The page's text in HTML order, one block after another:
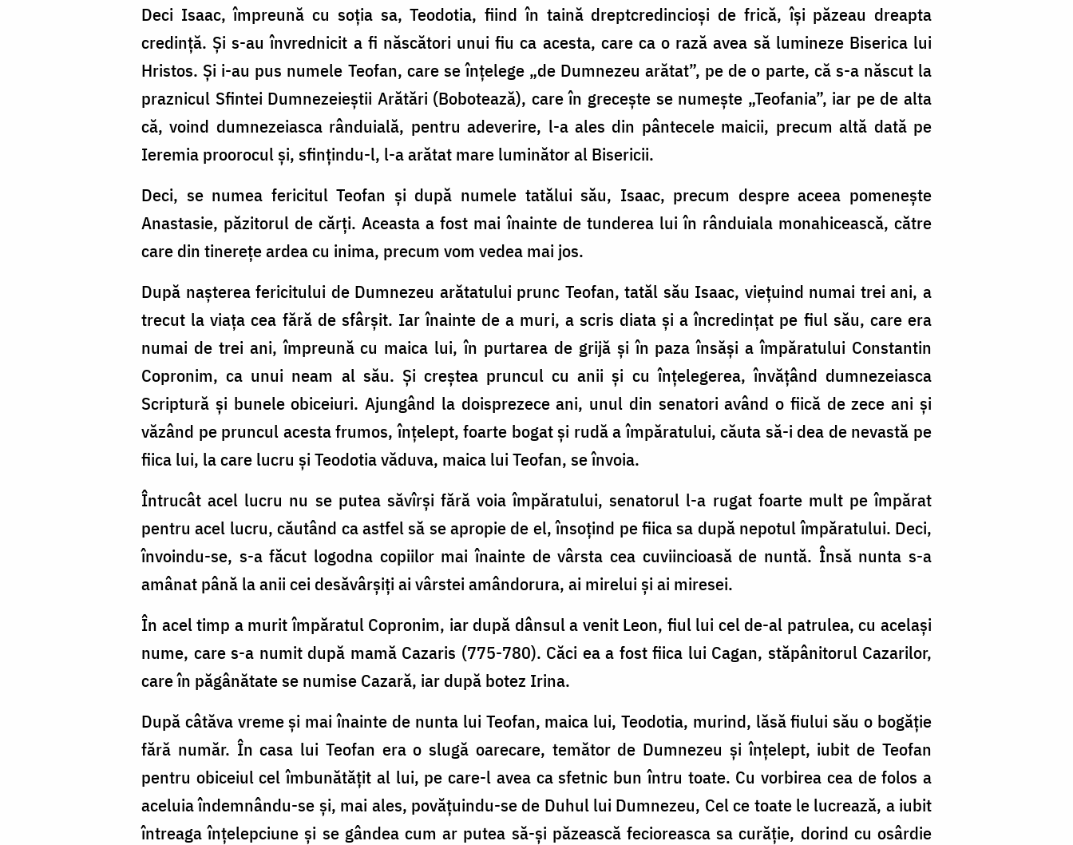
Deci Isaac, împreună cu soția sa, Teodotia, fiind în taină dreptcredincioși de frică, își păzeau dreapta
credință. Și s-au învrednicit a fi născători unui fiu ca acesta, care ca o rază avea să lumineze Biserica lui
Hristos. Și i-au pus numele Teofan, care se înțelege „de Dumnezeu arătat”, pe de o parte, că s-a născut la
praznicul Sfintei Dumnezeieștii Arătări (Bobotează), care în grecește se numește „Teofania”, iar pe de alta
că, voind dumnezeiasca rânduială, pentru adeverire, l-a ales din pântecele maicii, precum altă dată pe
Ieremia proorocul și, sfințindu-l, l-a arătat mare luminător al Bisericii.
Deci, se numea fericitul Teofan și după numele tatălui său, Isaac, precum despre aceea pomenește
Anastasie, păzitorul de cărți. Aceasta a fost mai înainte de tunderea lui în rânduiala monahicească, către
care din tinerețe ardea cu inima, precum vom vedea mai jos.
După nașterea fericitului de Dumnezeu arătatului prunc Teofan, tatăl său Isaac, viețuind numai trei ani, a
trecut la viața cea fără de sfârșit. Iar înainte de a muri, a scris diata și a încredințat pe fiul său, care era
numai de trei ani, împreună cu maica lui, în purtarea de grijă și în paza însăși a împăratului Constantin
Copronim, ca unui neam al său. Și creștea pruncul cu anii și cu înțelegerea, învățând dumnezeiasca
Scriptură și bunele obiceiuri. Ajungând la doisprezece ani, unul din senatori având o fiică de zece ani și
văzând pe pruncul acesta frumos, înțelept, foarte bogat și rudă a împăratului, căuta să-i dea de nevastă pe
fiica lui, la care lucru și Teodotia văduva, maica lui Teofan, se învoia.
Întrucât acel lucru nu se putea săvîrși fără voia împăratului, senatorul l-a rugat foarte mult pe împărat
pentru acel lucru, căutând ca astfel să se apropie de el, însoțind pe fiica sa după nepotul împăratului. Deci,
învoindu-se, s-a făcut logodna copiilor mai înainte de vârsta cea cuviincioasă de nuntă. Însă nunta s-a
amânat până la anii cei desăvârșiți ai vârstei amândorura, ai mirelui și ai miresei.
În acel timp a murit împăratul Copronim, iar după dânsul a venit Leon, fiul lui cel de-al patrulea, cu același
nume, care s-a numit după mamă Cazaris (775-780). Căci ea a fost fiica lui Cagan, stăpânitorul Cazarilor,
care în păgânătate se numise Cazară, iar după botez Irina.
După câtăva vreme și mai înainte de nunta lui Teofan, maica lui, Teodotia, murind, lăsă fiului său o bogăție
fără număr. În casa lui Teofan era o slugă oarecare, temător de Dumnezeu și înțelept, iubit de Teofan
pentru obiceiul cel îmbunătățit al lui, pe care-l avea ca sfetnic bun întru toate. Cu vorbirea cea de folos a
aceluia îndemnându-se și, mai ales, povățuindu-se de Duhul lui Dumnezeu, Cel ce toate le lucrează, a iubit
întreaga înțelepciune și se gândea cum ar putea să-și păzească fecioreasca sa curăție, dorind cu osârdie